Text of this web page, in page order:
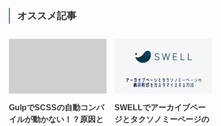
オススメ記事
GulpでSCSSの自動コンパ
イルが動かない！？原因と
SWELLでアーカイブペー
ジとタクソノミーページの